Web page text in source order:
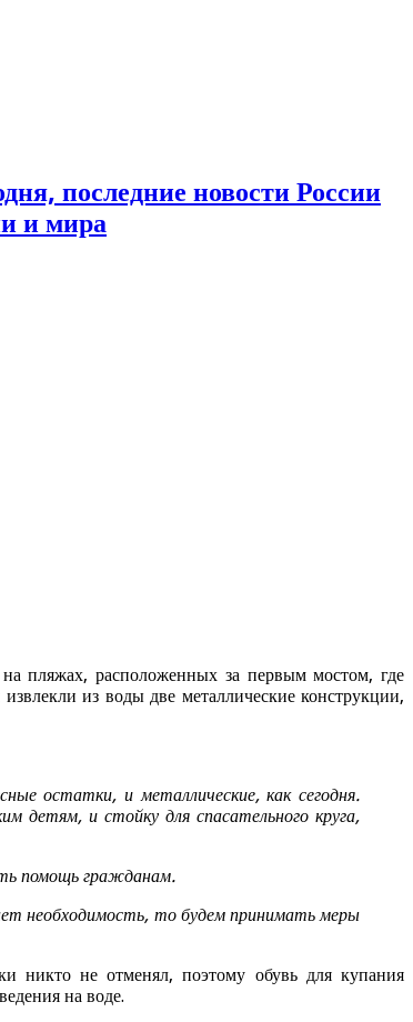
последние новости России
и мира
пляжах, расположенных за первым мостом, где
из воды две металлические конструкции,
остатки, и металлические, как сегодня.
детям, и стойку для спасательного круга,
помощь гражданам.
необходимость, то будем принимать меры
никто не отменял, поэтому обувь для купания
на воде.